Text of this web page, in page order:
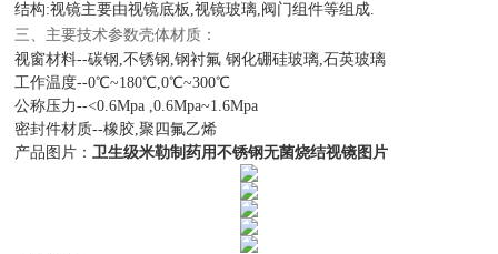
结构:视镜主要由视镜底板,视镜玻璃,阀门组件等组成.
三、主要技术参数壳体材质：
视窗材料--碳钢,不锈钢,钢衬氟 钢化硼硅玻璃,石英玻璃
工作温度--0℃~180℃,0℃~300℃
公称压力--<0.6Mpa ,0.6Mpa~1.6Mpa
密封件材质--橡胶,聚四氟乙烯
产品图片：卫生级米勒制药用不锈钢无菌烧结视镜图片